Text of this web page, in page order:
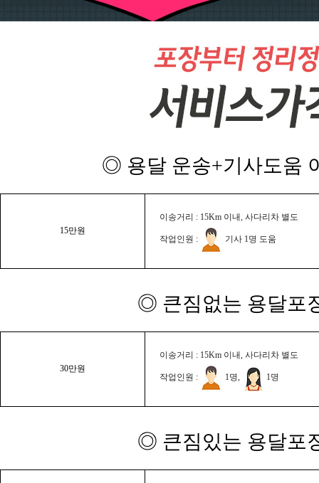
◎ 용달 운송+기사도움
15만원
이송거리 : 15Km 이내, 사다리차 별도
작업인원 : 기사 1명 도움
◎ 큰짐없는 용달포
30만원
이송거리 : 15Km 이내, 사다리차 별도
작업인원 : 1명, 1명
◎ 큰짐있는 용달포